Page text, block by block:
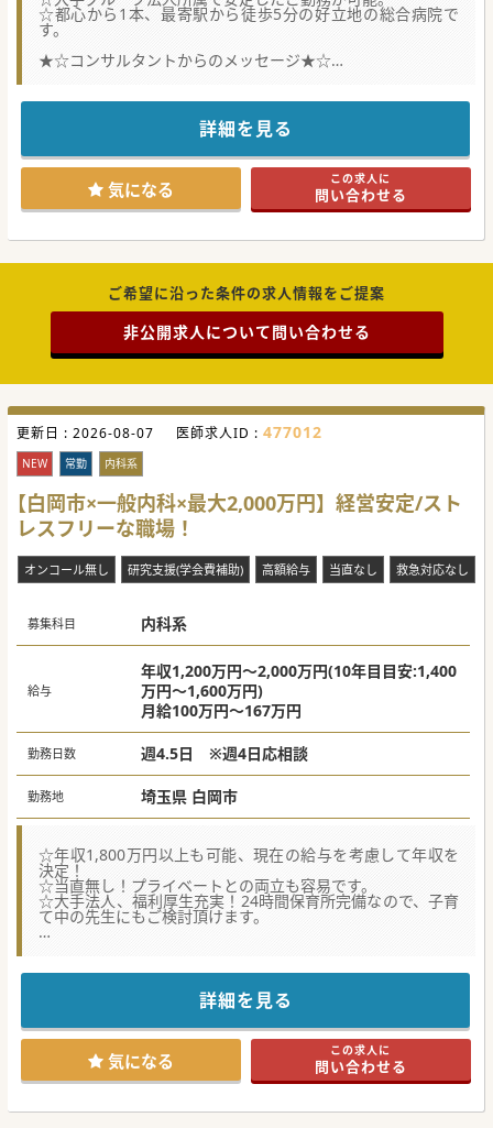
☆都心から1本、最寄駅から徒歩5分の好立地の総合病院で
す。
★☆コンサルタントからのメッセージ★☆
JR・メトロの最寄駅から徒歩5分の好立地の総合病院です。
設備で働き易い医療機関！
常勤医は、週4日や当直無しの勤務などもご相談が可能で
大手法人運営で将来性もあり！まずはお気軽にお問合せくだ
さい。
#秋入職可
詳細を見る
気になる この求人に
問い合わせる
ご希望に沿った条件の求人情報をご提案
非公開求人について問い合わせる
更新日 : 2026-08-07 医師求人ID : 477012
NEW 常勤 内科系
【白岡市×一般内科×最大2,000万円】経営安定/スト
レスフリーな職場！
オンコール無し 研究支援(学会費補助) 高額給与 当直なし 救急対応なし
募集科目 内科系
給与
年収1,200万円～2,000万円(10年目目安:1,400
万円～1,600万円)
月給100万円～167万円
勤務日数 週4.5日 ※週4日応相談
勤務地 埼玉県 白岡市
☆年収1,800万円以上も可能、現在の給与を考慮して年収を
決定！
☆当直無し！プライベートとの両立も容易です。
☆大手法人、福利厚生充実！24時間保育所完備なので、子育
て中の先生にもご検討頂けます。
利です。
大手グループ所属の医療機関のため、福利厚生が充実してお
り、安心してご勤務頂けます。
優秀なスタッフが多く、ご自身の診療に専念できますのでキ
ャリアアップにも最適です。
ご興味のある方は、お気軽にご相談ください。
#秋入職可
詳細を見る
気になる この求人に
問い合わせる